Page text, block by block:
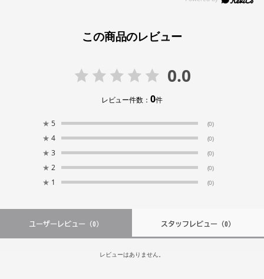
この商品のレビュー
0.0
レビュー件数：0件
★ 5 (0)
★ 4 (0)
★ 3 (0)
★ 2 (0)
★ 1 (0)
ユーザーレビュー （0） スタッフレビュー（0）
レビューはありません。